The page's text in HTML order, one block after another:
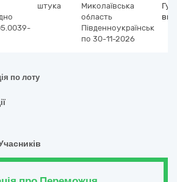
штука
Миколаївська
область
Південноукраїнськ
по 30-11-2026
по лоту